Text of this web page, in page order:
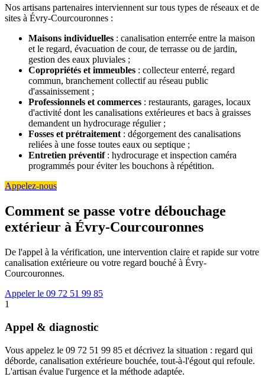
Nos artisans partenaires interviennent sur tous types de réseaux et de
sites à Évry-Courcouronnes :
Maisons individuelles : canalisation enterrée entre la maison
et le regard, évacuation de cour, de terrasse ou de jardin,
gestion des eaux pluviales ;
Copropriétés et immeubles : collecteur enterré, regard
commun, branchement collectif au réseau public
d'assainissement ;
Professionnels et commerces : restaurants, garages, locaux
d'activité dont les canalisations extérieures et bacs à graisses
demandent un hydrocurage régulier ;
Fosses et prétraitement : dégorgement des canalisations
reliées à une fosse toutes eaux ou septique ;
Entretien préventif: hydrocurage et inspection caméra
programmés pour éviter les bouchons à répétition.
Appelez-nous
Comment se passe votre débouchage
extérieur à Évry-Courcouronnes
De l'appel à la vérification, une intervention claire et rapide sur votre
canalisation extérieure ou votre regard bouché à Évry-
Courcouronnes.
Appeler le 09 72 51 99 85
1
Appel & diagnostic
Vous appelez le 09 72 51 99 85 et décrivez la situation : regard qui
déborde, canalisation extérieure bouchée, tout-à-l'égout qui refoule.
L'artisan évalue l'urgence et la méthode adaptée.